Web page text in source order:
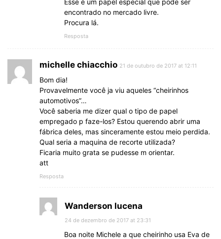
encontrado no mercado livre.
Procura lá.
Resposta
michelle chiacchio 21 de outubro de 2017 at 12:11
Bom dia!
Provavelmente você ja viu aqueles “cheirinhos
automotivos”…
Você saberia me dizer qual o tipo de papel
empregado p faze-los? Estou querendo abrir uma
fábrica deles, mas sinceramente estou meio perdida.
Qual seria a maquina de recorte utilizada?
Ficaria muito grata se pudesse m orientar.
att
Resposta
Wanderson lucena
24 de dezembro de 2017 at 23:31
Boa noite Michele a que cheirinho usa Eva de